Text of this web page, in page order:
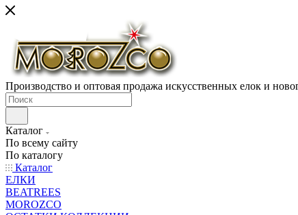
Производство и оптовая продажа искусственных елок и
Каталог
По всему сайту
По каталогу
Каталог
ЕЛКИ
BEATREES
MOROZCO